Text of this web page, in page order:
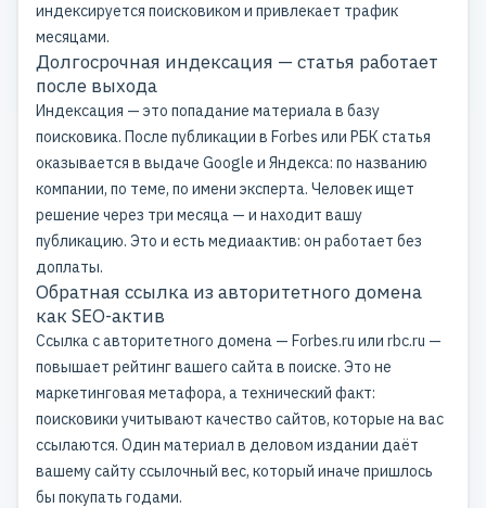
индексируется поисковиком и привлекает трафик
месяцами.
Долгосрочная индексация — статья работает
после выхода
Индексация — это попадание материала в базу
поисковика. После публикации в Forbes или РБК статья
оказывается в выдаче Google и Яндекса: по названию
компании, по теме, по имени эксперта. Человек ищет
решение через три месяца — и находит вашу
публикацию. Это и есть медиаактив: он работает без
доплаты.
Обратная ссылка из авторитетного домена
как SEO-актив
Ссылка с авторитетного домена — Forbes.ru или rbc.ru —
повышает рейтинг вашего сайта в поиске. Это не
маркетинговая метафора, а технический факт:
поисковики учитывают качество сайтов, которые на вас
ссылаются. Один материал в деловом издании даёт
вашему сайту ссылочный вес, который иначе пришлось
бы покупать годами.